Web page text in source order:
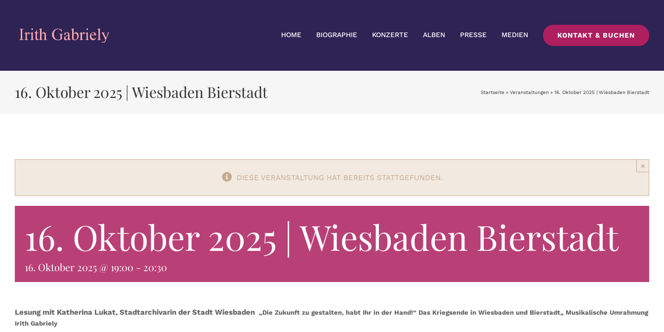
springen
HOME BIOGRAPHIE KONZERTE ALBEN PRESSE MEDIEN KONTAKT & BUCHEN
16. Oktober 2025 | Wiesbaden Bierstadt Startseite » Veranstaltungen » 16. Oktober 2025 | Wiesbaden Bierstadt
DIESE VERANSTALTUNG HAT BEREITS STATTGEFUNDEN.
×
16. Oktober 2025 | Wiesbaden Bierstadt
16. Oktober 2025 @ 19:00 - 20:30
Lesung mit Katherina Lukat, Stadtarchivarin der Stadt Wiesbaden „Die Zukunft zu gestalten, habt Ihr in der Hand!“ Das Kriegsende in Wiesbaden und Bierstadt„ Musikalische Umrahmung
Irith Gabriely